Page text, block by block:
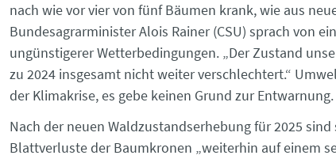
nach wie vor vier von fünf Bäumen krank, wie aus
Bundesagrarminister Alois Rainer (CSU) sprach von
ungünstigerer Wetterbedingungen. „Der Zustand
zu 2024 insgesamt nicht weiter verschlechtert.“
der Klimakrise, es gebe keinen Grund zur Entwarnung.
Nach der neuen Waldzustandserhebung für 2025
Blattverluste der Baumkronen „weiterhin auf einem